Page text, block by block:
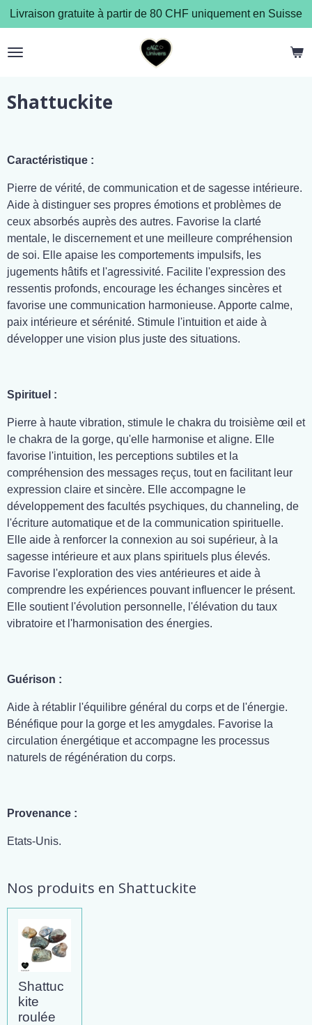
Passer
au
contenu
Livraison gratuite à partir de 80 CHF uniquement en Suisse
Shattuckite
Caractéristique :
Pierre de vérité, de communication et de sagesse intérieure.
Aide à distinguer ses propres émotions et problèmes de
ceux absorbés auprès des autres. Favorise la clarté
mentale, le discernement et une meilleure compréhension
de soi. Elle apaise les comportements impulsifs, les
jugements hâtifs et l'agressivité. Facilite l'expression des
ressentis profonds, encourage les échanges sincères et
favorise une communication harmonieuse. Apporte calme,
paix intérieure et sérénité. Stimule l'intuition et aide à
développer une vision plus juste des situations.
Spirituel :
Pierre à haute vibration, stimule le chakra du troisième œil et
le chakra de la gorge, qu'elle harmonise et aligne. Elle
favorise l'intuition, les perceptions subtiles et la
compréhension des messages reçus, tout en facilitant leur
expression claire et sincère. Elle accompagne le
développement des facultés psychiques, du channeling, de
l'écriture automatique et de la communication spirituelle.
Elle aide à renforcer la connexion au soi supérieur, à la
sagesse intérieure et aux plans spirituels plus élevés.
Favorise l'exploration des vies antérieures et aide à
comprendre les expériences pouvant influencer le présent.
Elle soutient l'évolution personnelle, l'élévation du taux
vibratoire et l'harmonisation des énergies.
Guérison :
Aide à rétablir l'équilibre général du corps et de l'énergie.
Bénéfique pour la gorge et les amygdales. Favorise la
circulation énergétique et accompagne les processus
naturels de régénération du corps.
Provenance :
Etats-Unis.
Nos produits en Shattuckite
Shattuc
kite
roulée